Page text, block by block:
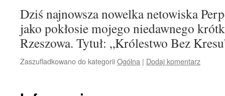
Dziś najnowsza nowelka netowiska
jako pokłosie mojego niedawnego
Rzeszowa. Tytuł: „Królestwo Bez
Zaszufladkowano do kategoriiOgólna | Dodaj komentarz